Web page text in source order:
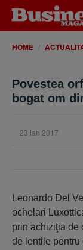
HOME
Povestea
bogat om
23 ian 2017
Leonardo Del
ochelari
prin achiziţia de
de lentile pentru